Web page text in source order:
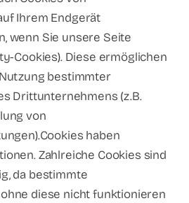
Ihrem Endgerät
wenn Sie unsere Seite
Cookies). Diese ermöglichen
bestimmter
Drittunternehmens (z.B.
von
haben
Zahlreiche Cookies sind
da bestimmte
diese nicht funktionieren